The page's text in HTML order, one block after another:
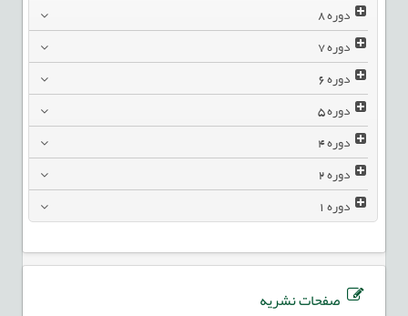
دوره8
دوره7
دوره6
دوره5
دوره4
دوره2
دوره1
صفحات نشریه